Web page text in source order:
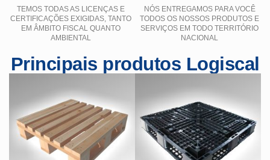
TEMOS TODAS AS LICENÇAS E
CERTIFICAÇÕES EXIGIDAS, TANTO
EM ÂMBITO FISCAL QUANTO
AMBIENTAL
NÓS ENTREGAMOS PARA VOCÊ
TODOS OS NOSSOS PRODUTOS E
SERVIÇOS EM TODO TERRITÓRIO
NACIONAL
Principais produtos Logiscal